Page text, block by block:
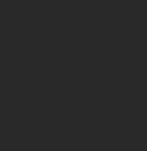
LinkedIn